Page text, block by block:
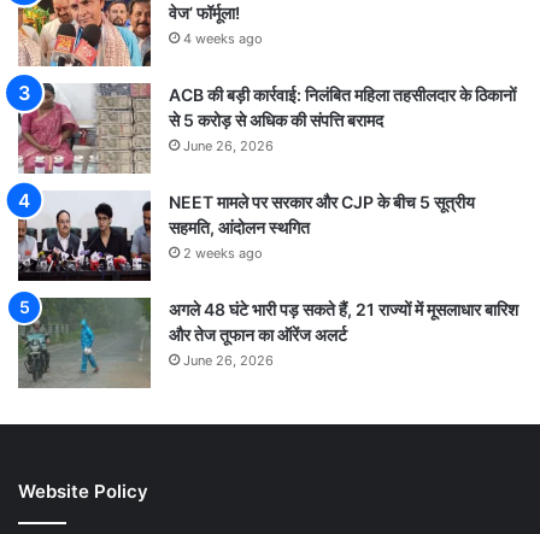
वेज’ फॉर्मूला!
4 weeks ago
ACB की बड़ी कार्रवाई: निलंबित महिला तहसीलदार के ठिकानों
से 5 करोड़ से अधिक की संपत्ति बरामद
June 26, 2026
NEET मामले पर सरकार और CJP के बीच 5 सूत्रीय
सहमति, आंदोलन स्थगित
2 weeks ago
अगले 48 घंटे भारी पड़ सकते हैं, 21 राज्यों में मूसलाधार बारिश
और तेज तूफान का ऑरेंज अलर्ट
June 26, 2026
Website Policy